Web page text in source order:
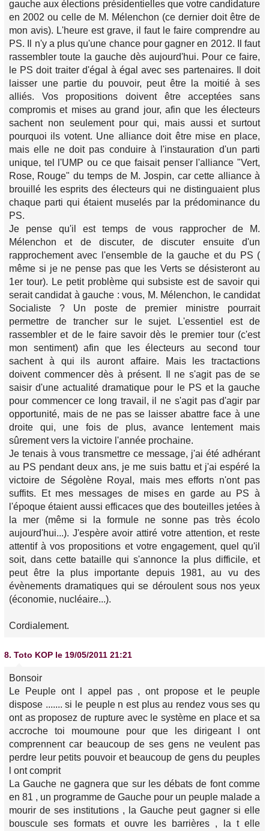
gauche aux élections présidentielles que votre candidature
en 2002 ou celle de M. Mélenchon (ce dernier doit être de
mon avis). L'heure est grave, il faut le faire comprendre au
PS. Il n'y a plus qu'une chance pour gagner en 2012. Il faut
rassembler toute la gauche dès aujourd'hui. Pour ce faire,
le PS doit traiter d'égal à égal avec ses partenaires. Il doit
laisser une partie du pouvoir, peut être la moitié à ses
alliés. Vos propositions doivent être acceptées sans
compromis et mises au grand jour, afin que les électeurs
sachent non seulement pour qui, mais aussi et surtout
pourquoi ils votent. Une alliance doit être mise en place,
mais elle ne doit pas conduire à l'instauration d'un parti
unique, tel l'UMP ou ce que faisait penser l'alliance "Vert,
Rose, Rouge" du temps de M. Jospin, car cette alliance à
brouillé les esprits des électeurs qui ne distinguaient plus
chaque parti qui étaient muselés par la prédominance du
PS.
Je pense qu'il est temps de vous rapprocher de M.
Mélenchon et de discuter, de discuter ensuite d'un
rapprochement avec l'ensemble de la gauche et du PS (
même si je ne pense pas que les Verts se désisteront au
1er tour). Le petit problème qui subsiste est de savoir qui
serait candidat à gauche : vous, M. Mélenchon, le candidat
Socialiste ? Un poste de premier ministre pourrait
permettre de trancher sur le sujet. L'essentiel est de
rassembler et de le faire savoir dès le premier tour (c'est
mon sentiment) afin que les électeurs au second tour
sachent à qui ils auront affaire. Mais les tractactions
doivent commencer dès à présent. Il ne s'agit pas de se
saisir d'une actualité dramatique pour le PS et la gauche
pour commencer ce long travail, il ne s'agit pas d'agir par
opportunité, mais de ne pas se laisser abattre face à une
droite qui, une fois de plus, avance lentement mais
sûrement vers la victoire l'année prochaine.
Je tenais à vous transmettre ce message, j'ai été adhérant
au PS pendant deux ans, je me suis battu et j'ai espéré la
victoire de Ségolène Royal, mais mes efforts n'ont pas
suffits. Et mes messages de mises en garde au PS à
l'époque étaient aussi efficaces que des bouteilles jetées à
la mer (même si la formule ne sonne pas très écolo
aujourd'hui...). J'espère avoir attiré votre attention, et reste
attentif à vos propositions et votre engagement, quel qu'il
soit, dans cette bataille qui s'annonce la plus difficile, et
peut être la plus importante depuis 1981, au vu des
évènements dramatiques qui se déroulent sous nos yeux
(économie, nucléaire...).
Cordialement.
8. Toto KOP le 19/05/2011 21:21
Bonsoir
Le Peuple ont l appel pas , ont propose et le peuple
dispose ....... si le peuple n est plus au rendez vous ses qu
ont as proposez de rupture avec le système en place et sa
accroche toi moumoune pour que les dirigeant l ont
comprennent car beaucoup de ses gens ne veulent pas
perdre leur petits pouvoir et beaucoup de gens du peuples
l ont comprit
La Gauche ne gagnera que sur les débats de font comme
en 81 , un programme de Gauche pour un peuple malade a
mourir de ses institutions , la Gauche peut gagner si elle
bouscule ses formats et ouvre les barrières , la t elle